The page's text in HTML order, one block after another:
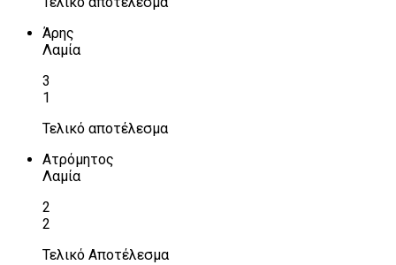
Άρης
Λαμία
3
1
Τελικό αποτέλεσμα
Ατρόμητος
Λαμία
2
2
Τελικό Αποτέλεσμα